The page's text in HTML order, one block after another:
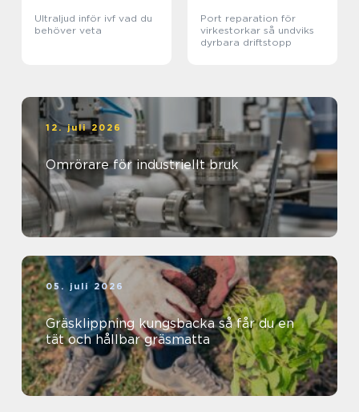
Ultraljud inför ivf vad du
behöver veta
Port reparation för
virkestorkar så undviks
dyrbara driftstopp
12. juli 2026
Omrörare för industriellt bruk
05. juli 2026
Gräsklippning kungsbacka så får du en
tät och hållbar gräsmatta